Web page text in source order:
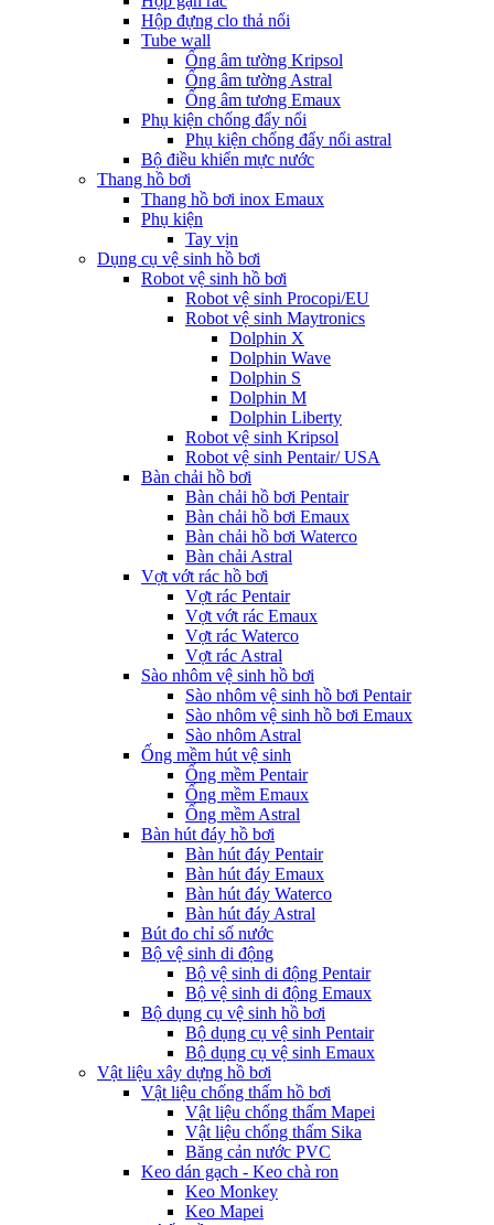
Hộp đựng clo thả nổi
Tube wall
Ống âm tường Kripsol
Ống âm tường Astral
Ống âm tương Emaux
Phụ kiện chống đẩy nổi
Phụ kiện chống đẩy nổi astral
Bộ điều khiển mực nước
Thang hồ bơi
Thang hồ bơi inox Emaux
Phụ kiện
Tay vịn
Dụng cụ vệ sinh hồ bơi
Robot vệ sinh hồ bơi
Robot vệ sinh Procopi/EU
Robot vệ sinh Maytronics
Dolphin X
Dolphin Wave
Dolphin S
Dolphin M
Dolphin Liberty
Robot vệ sinh Kripsol
Robot vệ sinh Pentair/ USA
Bàn chải hồ bơi
Bàn chải hồ bơi Pentair
Bàn chải hồ bơi Emaux
Bàn chải hồ bơi Waterco
Bàn chải Astral
Vợt vớt rác hồ bơi
Vợt rác Pentair
Vợt vớt rác Emaux
Vợt rác Waterco
Vợt rác Astral
Sào nhôm vệ sinh hồ bơi
Sào nhôm vệ sinh hồ bơi Pentair
Sào nhôm vệ sinh hồ bơi Emaux
Sào nhôm Astral
Ống mềm hút vệ sinh
Ống mềm Pentair
Ống mềm Emaux
Ống mềm Astral
Bàn hút đáy hồ bơi
Bàn hút đáy Pentair
Bàn hút đáy Emaux
Bàn hút đáy Waterco
Bàn hút đáy Astral
Bút đo chỉ số nước
Bộ vệ sinh di động
Bộ vệ sinh di động Pentair
Bộ vệ sinh di động Emaux
Bộ dụng cụ vệ sinh hồ bơi
Bộ dụng cụ vệ sinh Pentair
Bộ dụng cụ vệ sinh Emaux
Vật liệu xây dựng hồ bơi
Vật liệu chống thấm hồ bơi
Vật liệu chống thấm Mapei
Vật liệu chống thấm Sika
Băng cản nước PVC
Keo dán gạch - Keo chà ron
Keo Monkey
Keo Mapei